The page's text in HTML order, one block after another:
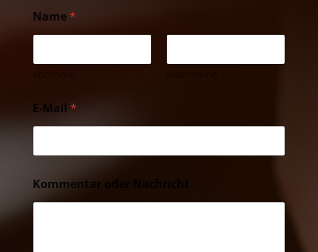
Name *
E-Mail *
Kommentar oder Nachricht